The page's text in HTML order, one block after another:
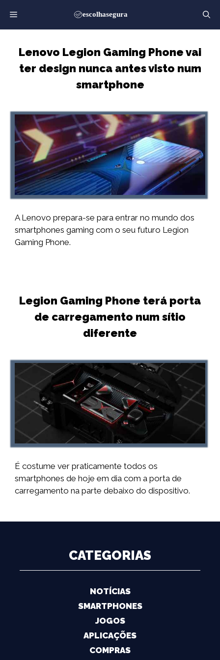
para
o
Lenovo Legion Gaming Phone vai
ter design nunca antes visto num
smartphone
A Lenovo prepara-se para entrar no mundo dos
smartphones gaming com o seu futuro Legion
Gaming Phone.
Legion Gaming Phone terá porta
de carregamento num sítio
diferente
É costume ver praticamente todos os
smartphones de hoje em dia com a porta de
carregamento na parte debaixo do dispositivo.
CATEGORIAS
NOTÍCIAS
SMARTPHONES
JOGOS
APLICAÇÕES
COMPRAS